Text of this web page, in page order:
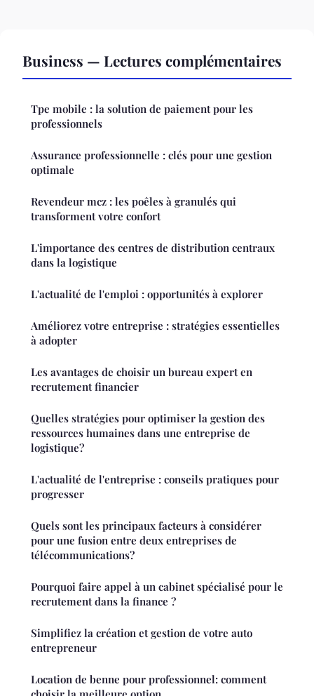
Business — Lectures complémentaires
Tpe mobile : la solution de paiement pour les
professionnels
Assurance professionnelle : clés pour une gestion
optimale
Revendeur mcz : les poêles à granulés qui
transforment votre confort
L'importance des centres de distribution centraux
dans la logistique
L'actualité de l'emploi : opportunités à explorer
Améliorez votre entreprise : stratégies essentielles
à adopter
Les avantages de choisir un bureau expert en
recrutement financier
Quelles stratégies pour optimiser la gestion des
ressources humaines dans une entreprise de
logistique?
L'actualité de l'entreprise : conseils pratiques pour
progresser
Quels sont les principaux facteurs à considérer
pour une fusion entre deux entreprises de
télécommunications?
Pourquoi faire appel à un cabinet spécialisé pour le
recrutement dans la finance ?
Simplifiez la création et gestion de votre auto
entrepreneur
Location de benne pour professionnel: comment